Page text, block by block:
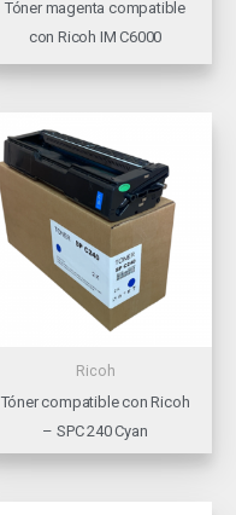
Tóner magenta compatible
con Ricoh IM C6000
Ricoh
Tóner compatible con Ricoh
– SPC 240 Cyan